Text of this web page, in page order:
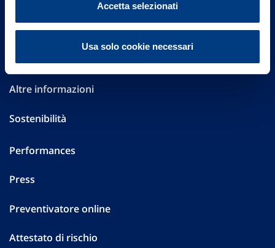
Accetta selezionati
Usa solo cookie necessari
Governance
Investor Relations
Altre informazioni
Sostenibilità
Performances
Press
Preventivatore online
Attestato di rischio